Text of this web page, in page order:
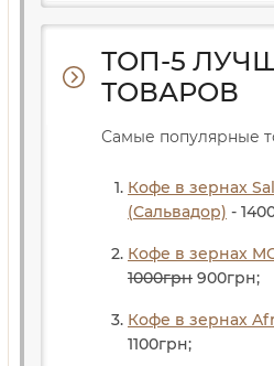
ТОП-5
ТОВАРОВ
Самые популярные
Кофе в зернах
(Сальвадор) -
Кофе в зернах
1000грн 900грн;
Кофе в зернах
1100грн;